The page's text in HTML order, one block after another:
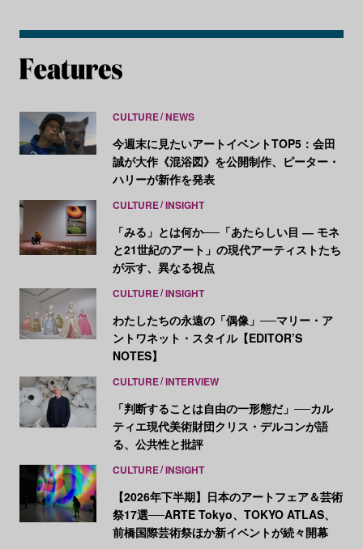
CULTURE NEWS
今週末に見たいアートイベントTOP5：会田
誠が大作《混浴図》を公開制作、ピーター・
ハリーが新作を発表
CULTURE INSIGHT
「みる」とは何か──「あたらしい目 ― モネ
と21世紀のアート」の現代アーティストたち
が示す、異なる視点
CULTURE INSIGHT
わたしたちの永遠の「偶像」──マリー・ア
ントワネット・スタイル【EDITOR’S
NOTES】
CULTURE INTERVIEW
「判断することは自由の一形態だ」──カル
ティエ現代美術財団クリス・デルコンが語
る、公共性と批評
CULTURE INSIGHT
【2026年下半期】日本のアートフェア＆芸術
祭17選──ARTE Tokyo、TOKYO ATLAS、
前橋国際芸術祭ほか新イベントが続々開幕